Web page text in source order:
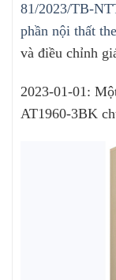
81/2023/TB-
phần nội thất
và điều chỉnh
2023-01-01:
AT1960-3BK